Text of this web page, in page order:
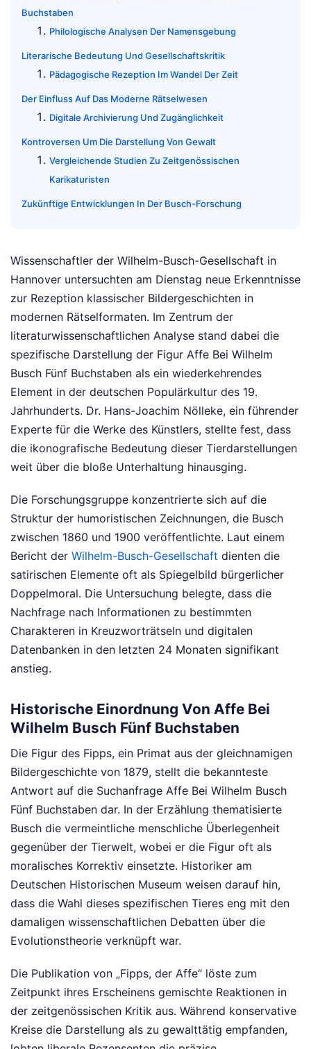
Buchstaben
Philologische Analysen Der Namensgebung
Literarische Bedeutung Und Gesellschaftskritik
Pädagogische Rezeption Im Wandel Der Zeit
Der Einfluss Auf Das Moderne Rätselwesen
Digitale Archivierung Und Zugänglichkeit
Kontroversen Um Die Darstellung Von Gewalt
Vergleichende Studien Zu Zeitgenössischen
Karikaturisten
Zukünftige Entwicklungen In Der Busch-Forschung
Wissenschaftler der Wilhelm-Busch-Gesellschaft in
Hannover untersuchten am Dienstag neue Erkenntnisse
zur Rezeption klassischer Bildergeschichten in
modernen Rätselformaten. Im Zentrum der
literaturwissenschaftlichen Analyse stand dabei die
spezifische Darstellung der Figur Affe Bei Wilhelm
Busch Fünf Buchstaben als ein wiederkehrendes
Element in der deutschen Populärkultur des 19.
Jahrhunderts. Dr. Hans-Joachim Nölleke, ein führender
Experte für die Werke des Künstlers, stellte fest, dass
die ikonografische Bedeutung dieser Tierdarstellungen
weit über die bloße Unterhaltung hinausging.
Die Forschungsgruppe konzentrierte sich auf die
Struktur der humoristischen Zeichnungen, die Busch
zwischen 1860 und 1900 veröffentlichte. Laut einem
Bericht der Wilhelm-Busch-Gesellschaft dienten die
satirischen Elemente oft als Spiegelbild bürgerlicher
Doppelmoral. Die Untersuchung belegte, dass die
Nachfrage nach Informationen zu bestimmten
Charakteren in Kreuzworträtseln und digitalen
Datenbanken in den letzten 24 Monaten signifikant
anstieg.
Historische Einordnung Von Affe Bei
Wilhelm Busch Fünf Buchstaben
Die Figur des Fipps, ein Primat aus der gleichnamigen
Bildergeschichte von 1879, stellt die bekannteste
Antwort auf die Suchanfrage Affe Bei Wilhelm Busch
Fünf Buchstaben dar. In der Erzählung thematisierte
Busch die vermeintliche menschliche Überlegenheit
gegenüber der Tierwelt, wobei er die Figur oft als
moralisches Korrektiv einsetzte. Historiker am
Deutschen Historischen Museum weisen darauf hin,
dass die Wahl dieses spezifischen Tieres eng mit den
damaligen wissenschaftlichen Debatten über die
Evolutionstheorie verknüpft war.
Die Publikation von „Fipps, der Affe“ löste zum
Zeitpunkt ihres Erscheinens gemischte Reaktionen in
der zeitgenössischen Kritik aus. Während konservative
Kreise die Darstellung als zu gewalttätig empfanden,